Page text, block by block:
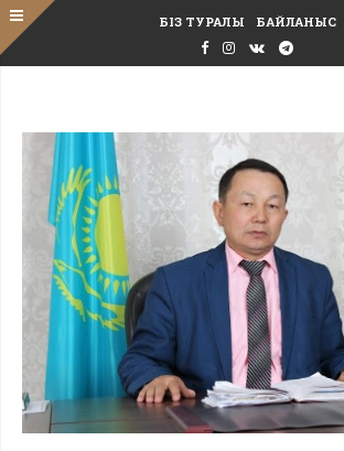
БІЗ ТУРАЛЫ БАЙЛАНЫС